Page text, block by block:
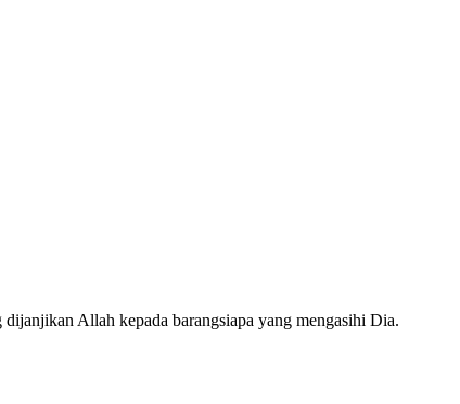
Allah kepada barangsiapa yang mengasihi Dia.